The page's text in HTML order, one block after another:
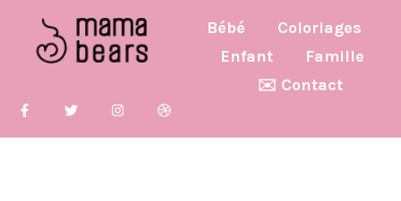
Bébé
Coloriages
Enfant
Famille
✉️ Contact